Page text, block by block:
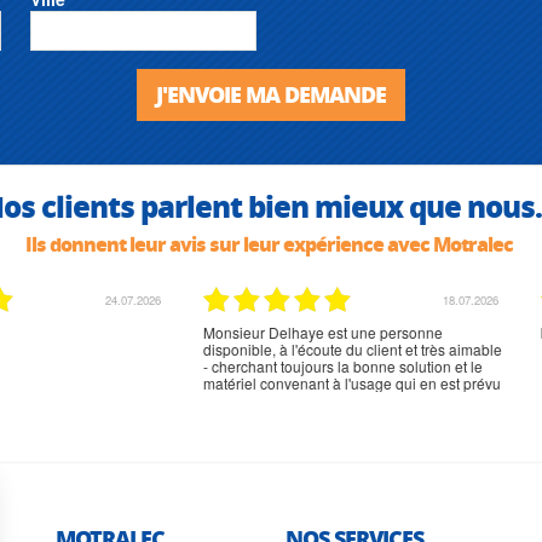
J'ENVOIE MA DEMANDE
clients parlent bien mieux que
Ils donnent leur avis sur leur expérience avec Motralec
02.07.2026 02.07.2026
rien à signaler, très content